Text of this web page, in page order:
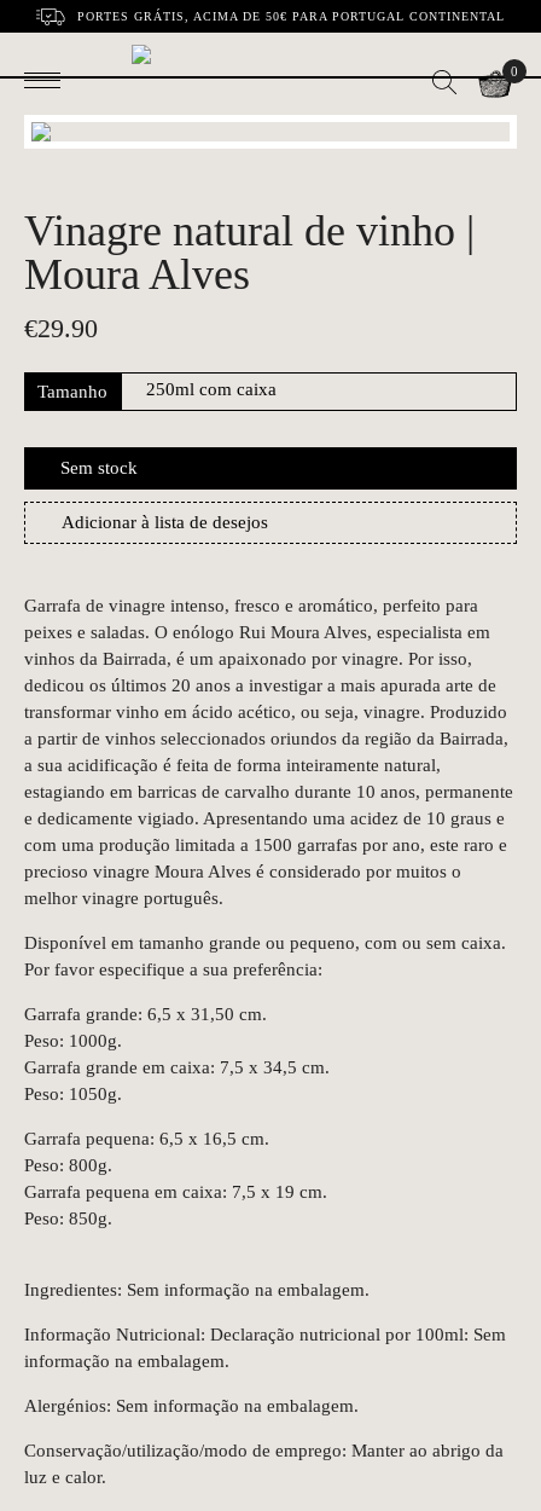
PORTES GRÁTIS, ACIMA DE 50€ PARA PORTUGAL CONTINENTAL
0
Vinagre natural de vinho |
Moura Alves
€29.90
Tamanho
Sem stock
Adicionar à lista de desejos
Garrafa de vinagre intenso, fresco e aromático, perfeito para
peixes e saladas. O enólogo Rui Moura Alves, especialista em
vinhos da Bairrada, é um apaixonado por vinagre. Por isso,
dedicou os últimos 20 anos a investigar a mais apurada arte de
transformar vinho em ácido acético, ou seja, vinagre. Produzido
a partir de vinhos seleccionados oriundos da região da Bairrada,
a sua acidificação é feita de forma inteiramente natural,
estagiando em barricas de carvalho durante 10 anos, permanente
e dedicamente vigiado. Apresentando uma acidez de 10 graus e
com uma produção limitada a 1500 garrafas por ano, este raro e
precioso vinagre Moura Alves é considerado por muitos o
melhor vinagre português.
Disponível em tamanho grande ou pequeno, com ou sem caixa.
Por favor especifique a sua preferência:
Garrafa grande: 6,5 x 31,50 cm.
Peso: 1000g.
Garrafa grande em caixa: 7,5 x 34,5 cm.
Peso: 1050g.
Garrafa pequena: 6,5 x 16,5 cm.
Peso: 800g.
Garrafa pequena em caixa: 7,5 x 19 cm.
Peso: 850g.
Ingredientes: Sem informação na embalagem.
Informação Nutricional: Declaração nutricional por 100ml: Sem
informação na embalagem.
Alergénios: Sem informação na embalagem.
Conservação/utilização/modo de emprego: Manter ao abrigo da
luz e calor.